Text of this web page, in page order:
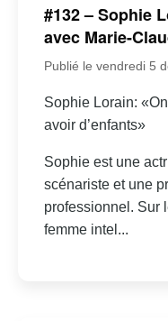
#132 – Sophie
avec Marie-
Publié le vendredi 5
Sophie Lorain:
avoir d’enfants»
Sophie est une
scénariste et une
professionnel. Sur
femme intel...